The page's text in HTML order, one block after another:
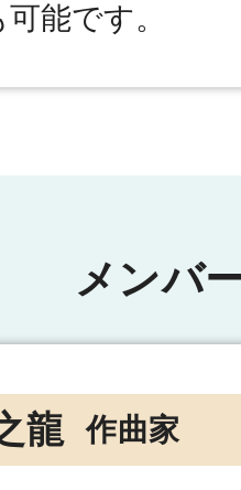
能です。
メンバ
龍 作曲家